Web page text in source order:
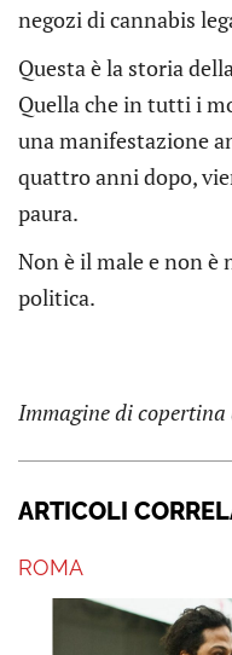
negozi di cannabis
Questa è la storia
Quella che in tutti i
una manifestazione
quattro anni dopo,
paura.
Non è il male e non è
politica.
Immagine di
ARTICOLI
ROMA